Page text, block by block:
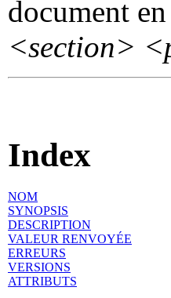
document
<section>
Index
NOM
SYNOPSIS
DESCRIPTION
VALEUR RENVOYÉE
ERREURS
VERSIONS
ATTRIBUTS